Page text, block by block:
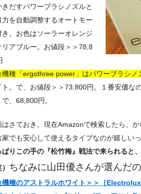
きだすパワーブラシノズルと
力を自動調整するオートモー
き。お色はソーラーオレンジ
リアブルー。お値段＞＞78,8
機種「ergothree power」はパワーブラシノ
ト。で、お値段＞＞73,800円。１番安価な
で、68,800円。
はさておき、現在Amazonで検索したら、
家でも安心して使えるタイプなのが嬉しいっ
ぱりこの手の『松竹梅』戦法で来られると
ちなみに山田優さんが選んだ
機種のアストラルホワイト＞＞［